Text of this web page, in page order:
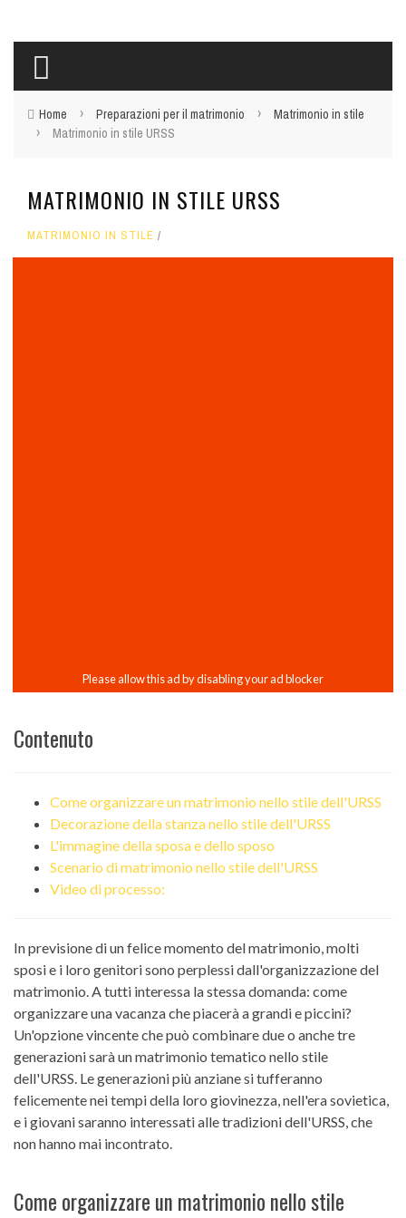
Home › Preparazioni per il matrimonio › Matrimonio in stile
› Matrimonio in stile URSS
MATRIMONIO IN STILE URSS
MATRIMONIO IN STILE
Contenuto
Come organizzare un matrimonio nello stile dell'URSS
Decorazione della stanza nello stile dell'URSS
L'immagine della sposa e dello sposo
Scenario di matrimonio nello stile dell'URSS
Video di processo:
In previsione di un felice momento del matrimonio, molti
sposi e i loro genitori sono perplessi dall'organizzazione del
matrimonio. A tutti interessa la stessa domanda: come
organizzare una vacanza che piacerà a grandi e piccini?
Un'opzione vincente che può combinare due o anche tre
generazioni sarà un matrimonio tematico nello stile
dell'URSS. Le generazioni più anziane si tufferanno
felicemente nei tempi della loro giovinezza, nell'era sovietica,
e i giovani saranno interessati alle tradizioni dell'URSS, che
non hanno mai incontrato.
Come organizzare un matrimonio nello stile